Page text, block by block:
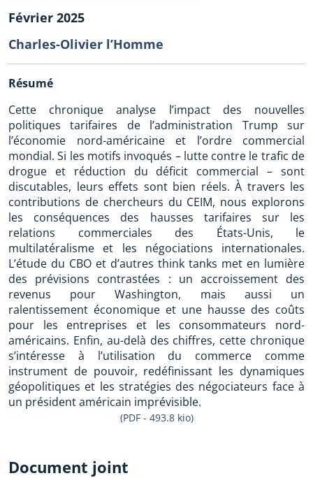
Février 2025
Charles-Olivier l’Homme
Résumé
Cette chronique analyse l’impact des nouvelles
politiques tarifaires de l’administration Trump sur
l’économie nord-américaine et l’ordre commercial
mondial. Si les motifs invoqués – lutte contre le trafic de
drogue et réduction du déficit commercial – sont
discutables, leurs effets sont bien réels. À travers les
contributions de chercheurs du CEIM, nous explorons
les conséquences des hausses tarifaires sur les
relations commerciales des États-Unis, le
multilatéralisme et les négociations internationales.
L’étude du CBO et d’autres think tanks met en lumière
des prévisions contrastées : un accroissement des
revenus pour Washington, mais aussi un
ralentissement économique et une hausse des coûts
pour les entreprises et les consommateurs nord-
américains. Enfin, au-delà des chiffres, cette chronique
s’intéresse à l’utilisation du commerce comme
instrument de pouvoir, redéfinissant les dynamiques
géopolitiques et les stratégies des négociateurs face à
un président américain imprévisible.
(PDF - 493.8 kio)
Document joint